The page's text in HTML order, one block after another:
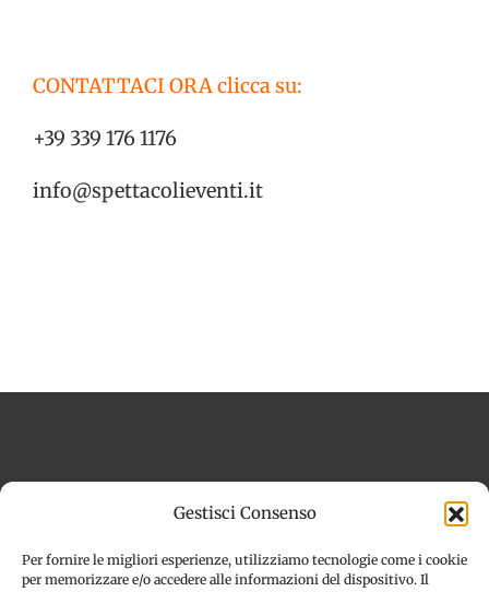
Gestisci Consenso
Per fornire le migliori esperienze, utilizziamo tecnologie come i cookie
per memorizzare e/o accedere alle informazioni del dispositivo. Il
CONTATTACI ORA clicca su:
+39 339 176 1176
info@spettacolieventi.it
Disconoscimento